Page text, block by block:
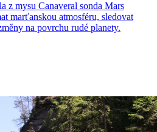
z mysu Canaveral sonda Mars
marťanskou atmosféru, sledovat
na povrchu rudé planety.